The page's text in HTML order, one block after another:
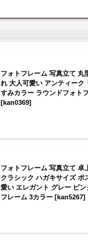
フォトフレーム 写真立て 丸
れ 大人可愛い アンティーク
すみカラー ラウンドフォト
[kan0369]
フォトフレーム 写真立て 卓
クラシック ハガキサイズ ポ
愛い エレガント グレー ピ
フレーム 3カラー [kan5267]